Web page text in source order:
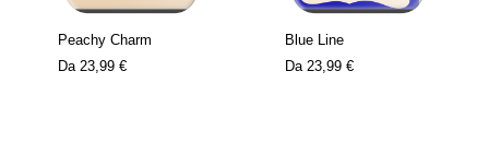
Peachy Charm
Da 23,99 €
Blue Line
Da 23,99 €